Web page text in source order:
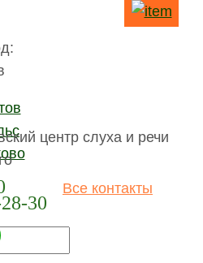
Oticon
30
центр слуха и речи
Все контакты